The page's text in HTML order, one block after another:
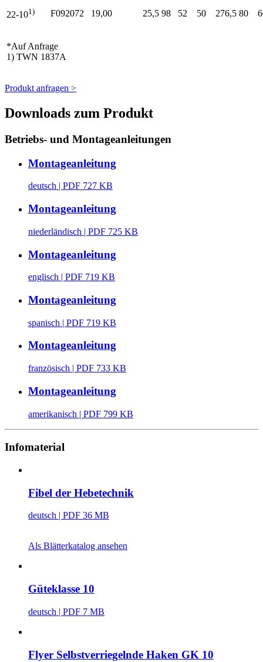
22-101) F092072 19,00 25,5 98 52 50 276,5 80
*Auf Anfrage
1) TWN 1837A
Produkt anfragen >
Downloads zum Produkt
Betriebs- und Montageanleitungen
Montageanleitung
deutsch | PDF 727 KB
Montageanleitung
niederländisch | PDF 725 KB
Montageanleitung
englisch | PDF 719 KB
Montageanleitung
spanisch | PDF 719 KB
Montageanleitung
französisch | PDF 733 KB
Montageanleitung
amerikanisch | PDF 799 KB
Infomaterial
Fibel der Hebetechnik
deutsch | PDF 36 MB
Als Blätterkatalog ansehen
Güteklasse 10
deutsch | PDF 7 MB
Flyer Selbstverriegelnde Haken GK 10